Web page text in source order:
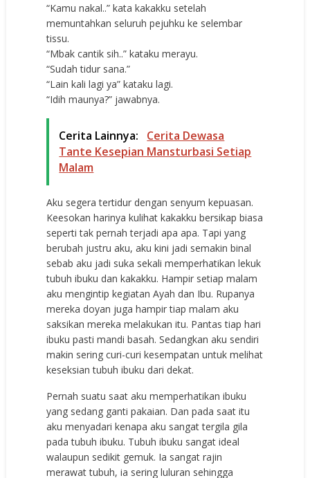
“Kamu nakal..” kata kakakku setelah
memuntahkan seluruh pejuhku ke selembar
tissu.
“Mbak cantik sih..” kataku merayu.
“Sudah tidur sana.”
“Lain kali lagi ya” kataku lagi.
“Idih maunya?” jawabnya.
Cerita Lainnya:
Cerita Dewasa
Tante Kesepian Mansturbasi Setiap
Malam
Aku segera tertidur dengan senyum kepuasan.
Keesokan harinya kulihat kakakku bersikap biasa
seperti tak pernah terjadi apa apa. Tapi yang
berubah justru aku, aku kini jadi semakin binal
sebab aku jadi suka sekali memperhatikan lekuk
tubuh ibuku dan kakakku. Hampir setiap malam
aku mengintip kegiatan Ayah dan Ibu. Rupanya
mereka doyan juga hampir tiap malam aku
saksikan mereka melakukan itu. Pantas tiap hari
ibuku pasti mandi basah. Sedangkan aku sendiri
makin sering curi-curi kesempatan untuk melihat
keseksian tubuh ibuku dari dekat.
Pernah suatu saat aku memperhatikan ibuku
yang sedang ganti pakaian. Dan pada saat itu
aku menyadari kenapa aku sangat tergila gila
pada tubuh ibuku. Tubuh ibuku sangat ideal
walaupun sedikit gemuk. Ia sangat rajin
merawat tubuh, ia sering luluran sehingga